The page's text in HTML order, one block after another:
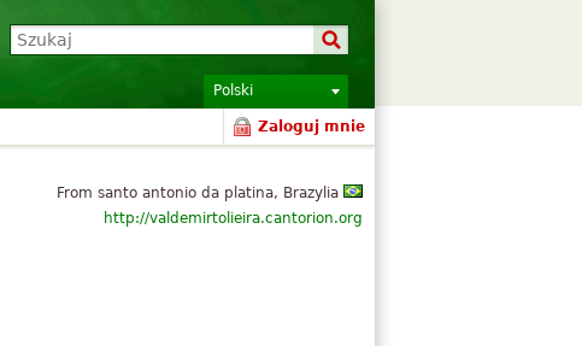
Polski
Zaloguj mnie
From santo antonio da platina, Brazylia
http://valdemirtolieira.cantorion.org